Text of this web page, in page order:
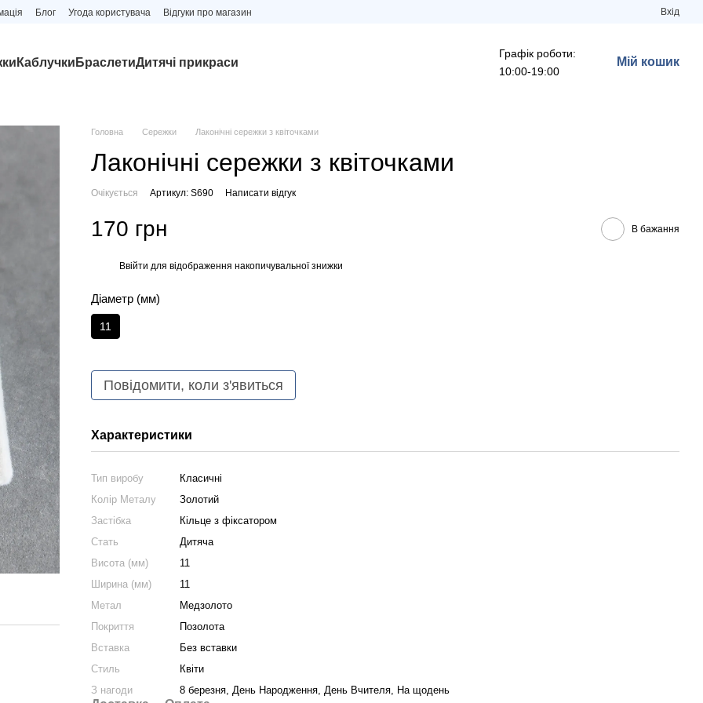
Блог Угода користувача Відгуки про магазин Вхід
Каблучки БраслетиДитячі прикраси
Графік роботи:
10:00-19:00
Мій кошик
Головна Сережки Лаконічні сережки з квіточками
Лаконічні сережки з квіточками
Очікується Артикул: S690 Написати відгук
170 грн В бажання
Ввійти для відображення накопичувальної знижки
Діаметр (мм)
11
Повідомити, коли з'явиться
Характеристики
Тип виробу
Класичні
Колір Металу
Золотий
Застібка
Кільце з фіксатором
Стать
Дитяча
Висота (мм)
11
Ширина (мм)
11
Метал
Медзолото
Покриття
Позолота
Вставка
Без вставки
Стиль
Квіти
З нагоди
8 березня, День Народження, День Вчителя, На щодень